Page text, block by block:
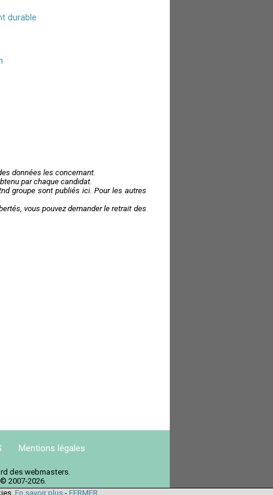
durable
données les concernant.
par chaque candidat.
groupe sont publiés ici. Pour les autres
vous pouvez demander le retrait des
Mentions légales
des webmasters.
2007-2026.
En savoir plus- FERMER